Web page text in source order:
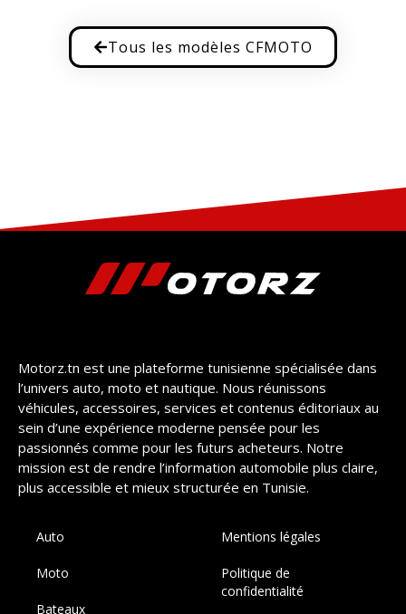
Tous les modèles CFMOTO
Motorz.tn est une plateforme tunisienne spécialisée dans
l’univers auto, moto et nautique. Nous réunissons
véhicules, accessoires, services et contenus éditoriaux au
sein d’une expérience moderne pensée pour les
passionnés comme pour les futurs acheteurs. Notre
mission est de rendre l’information automobile plus claire,
plus accessible et mieux structurée en Tunisie.
Auto
Moto
Bateaux
Mentions légales
Politique de
confidentialité